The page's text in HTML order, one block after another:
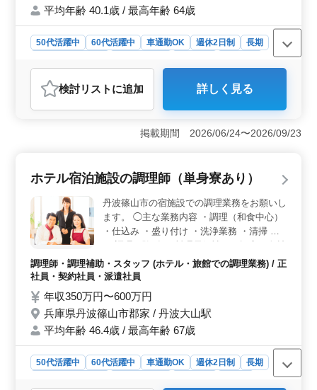
平均年齢 40.1歳 / 最高年齢 64歳
50代活躍中 60代活躍中 車通勤OK 週休2日制
長期
調理師・調理補助・スタッフ
おすすめポイント
＜働きやすい就業環境＞ 残業も少なめで、4週8休シフ
ト制を採用しています。プライベートとの両立を重視す
る方に適した環境です。 ＜生活面のサポート＞ 社
す。車通勤も可能で無料駐車場があり、日々の通勤スト
レスを軽減できます。 ＜経験を活かせる職場＞ 夕
食は洋食コース料理を1品ずつ提供するスタイルで、これ
までの調理経験や創作料理のレパートリーを存分に活か
せます。ホテルならではの本格的な調理環境でスキルを
磨きながらキャリアを積むことができます。
検討リスト に追加 詳しく見る
掲載期間 2026/06/24〜2026/09/23
ホテル宿泊施設の調理師（単身寮あり）
丹波篠山市の宿施設での調理業務をお願いし
ます。 ◯主な業務内容 ・調理（和食中心）
・仕込み ・盛り付け ・洗浄業務 ・清掃 な
を募集しています。 和食調理経験がある
方、資格をお持ちの方のご応募をお待ちして
く働きやすい職場となっています。 アット
ホームな職場で、今までのスキルを活かしま
せんか？ ☆ブランクOK ☆賞与あり ☆単身
寮あり ☆マイカー通勤OK ☆60代も活躍中
調理師・調理補助・スタッフ (ホテル・旅館での調理業務) / 正
社員・契約社員・派遣社員
年収350万円〜600万円
兵庫県丹波篠山市郡家 / 丹波大山駅
平均年齢 46.4歳 / 最高年齢 67歳
50代活躍中 60代活躍中 車通勤OK 週休2日制
長期